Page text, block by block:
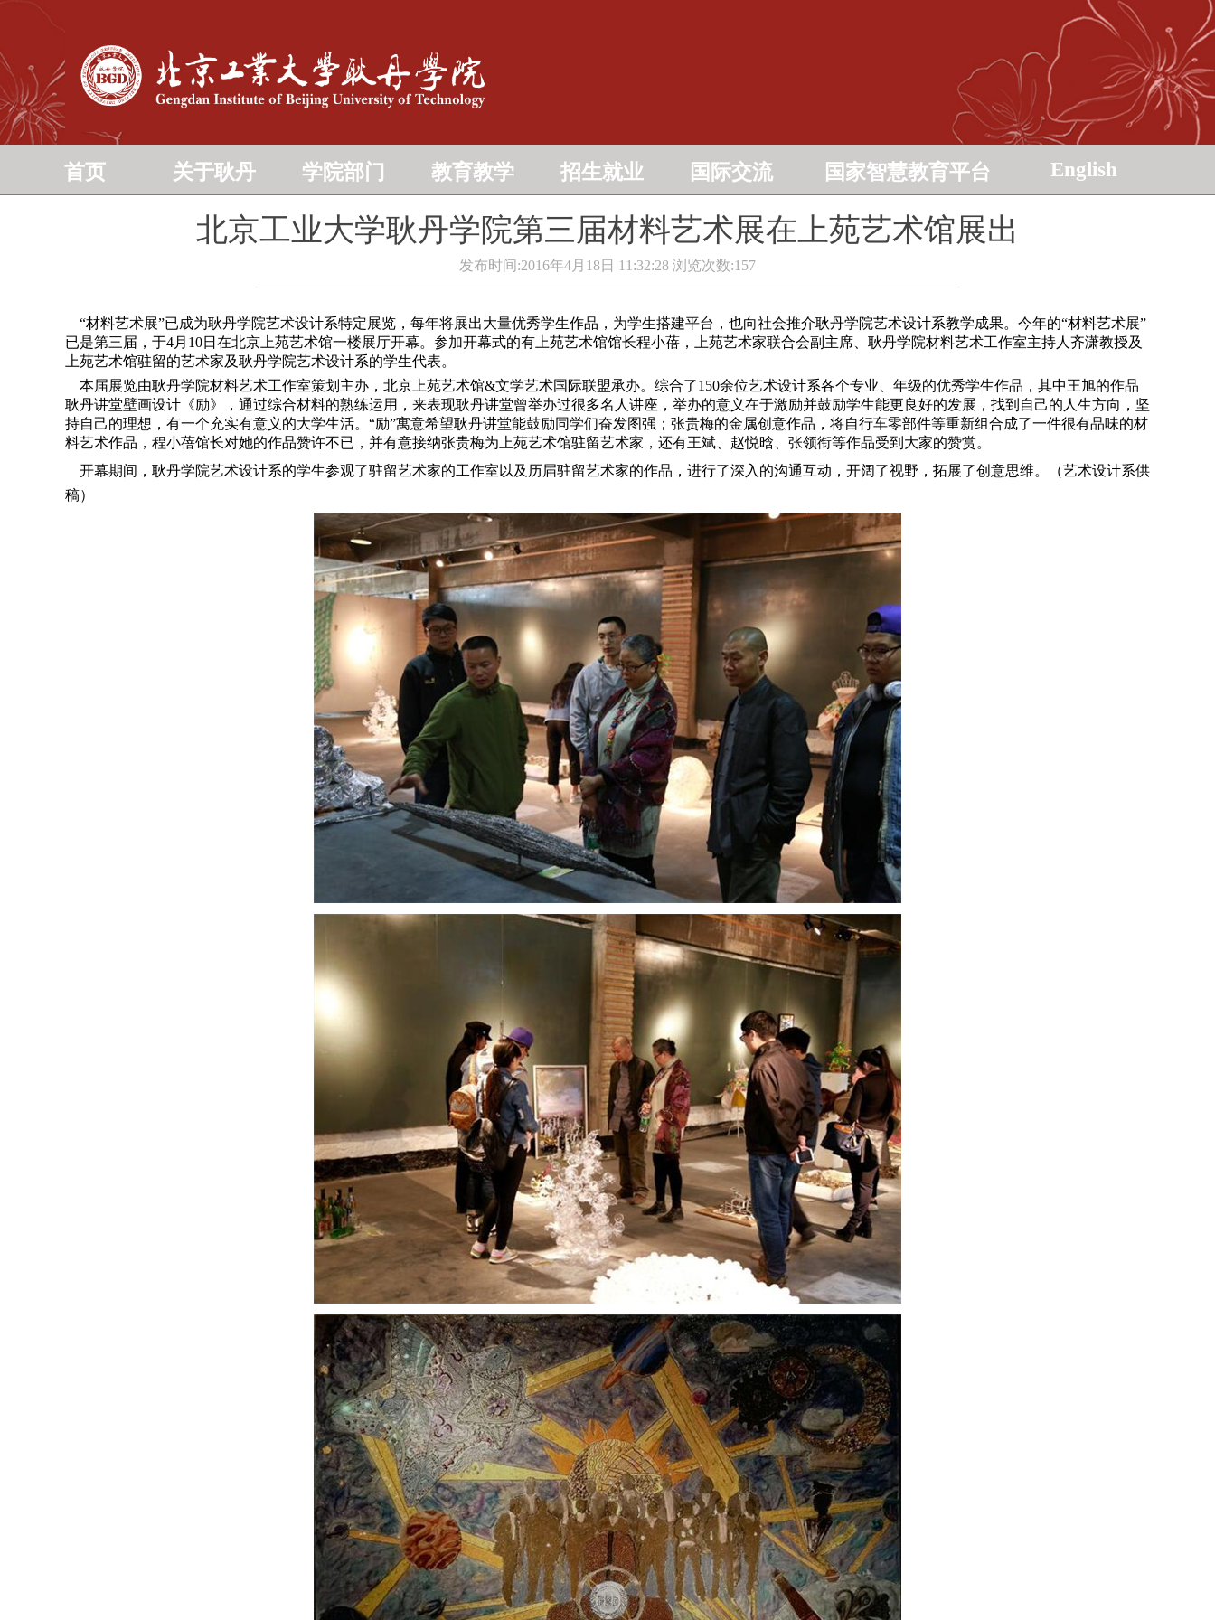
首页 关于耿丹 学院部门 教育教学 招生就业 国际交流 国家智慧教育平台 English
北京工业大学耿丹学院第三届材料艺术展在上苑艺术馆展出
发布时间:2016年4月18日 11:32:28 浏览次数:157
“材料艺术展”已成为耿丹学院艺术设计系特定展览，每年将展出大量优秀学生作品，为学生搭建平台，也向社会推介耿丹学院艺术设计系教学成果。今年的“材料艺术展”
已是第三届，于4月10日在北京上苑艺术馆一楼展厅开幕。参加开幕式的有上苑艺术馆馆长程小蓓，上苑艺术家联合会副主席、耿丹学院材料艺术工作室主持人齐潇教授及
上苑艺术馆驻留的艺术家及耿丹学院艺术设计系的学生代表。
本届展览由耿丹学院材料艺术工作室策划主办，北京上苑艺术馆&文学艺术国际联盟承办。综合了150余位艺术设计系各个专业、年级的优秀学生作品，其中王旭的作品
耿丹讲堂壁画设计《励》，通过综合材料的熟练运用，来表现耿丹讲堂曾举办过很多名人讲座，举办的意义在于激励并鼓励学生能更良好的发展，找到自己的人生方向，坚
持自己的理想，有一个充实有意义的大学生活。“励”寓意希望耿丹讲堂能鼓励同学们奋发图强；张贵梅的金属创意作品，将自行车零部件等重新组合成了一件很有品味的材
料艺术作品，程小蓓馆长对她的作品赞许不已，并有意接纳张贵梅为上苑艺术馆驻留艺术家，还有王斌、赵悦晗、张领衔等作品受到大家的赞赏。
开幕期间，耿丹学院艺术设计系的学生参观了驻留艺术家的工作室以及历届驻留艺术家的作品，进行了深入的沟通互动，开阔了视野，拓展了创意思维。（艺术设计系供
稿）